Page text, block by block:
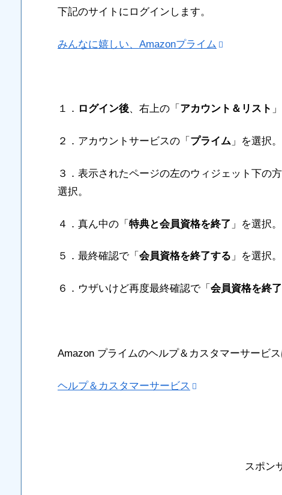
下記のサイトにログインします。
みんなに嬉しい、Amazonプライム
１． ログイン後、右上の「 アカウント＆リスト
２．アカウントサービスの「 プライム 」を選択。
３．表示されたページの左のウィジェット下の方
選択。
４．真ん中の「 特典と会員資格を終了 」を選択。
５．最終確認で「 会員資格を終了する 」を選択。
６．ウザいけど再度最終確認で「 会員資格を終
Amazon プライムのヘルプ＆カスタマーサービ
ヘルプ＆カスタマーサービス
スポン